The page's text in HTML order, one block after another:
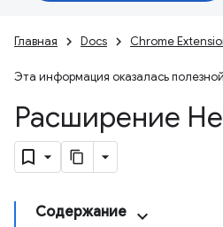
Главная Docs Chrome
Эта информация оказалась
Расширение
Содержание